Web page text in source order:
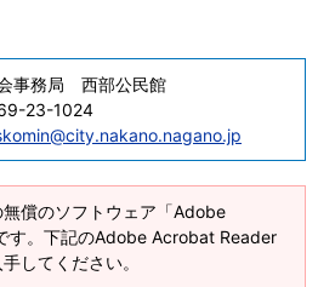
事務局 西部公民館
23-1024
償のソフトウェア「Adobe
す。下記のAdobe Acrobat Reader
してください。